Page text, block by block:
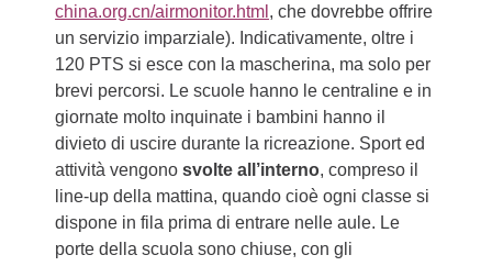
china.org.cn/airmonitor.html , che dovrebbe offrire
un servizio imparziale). Indicativamente, oltre i
120 PTS si esce con la mascherina, ma solo per
brevi percorsi. Le scuole hanno le centraline e in
giornate molto inquinate i bambini hanno il
divieto di uscire durante la ricreazione. Sport ed
attività vengonosvolte all’interno, compreso il
line-up della mattina, quando cioè ogni classe si
dispone in fila prima di entrare nelle aule. Le
porte della scuola sono chiuse, con gli